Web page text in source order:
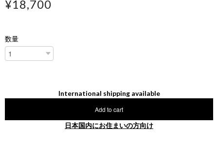
¥18,700
数量
International shipping available
Add to cart
日本国内にお住まいの方向け